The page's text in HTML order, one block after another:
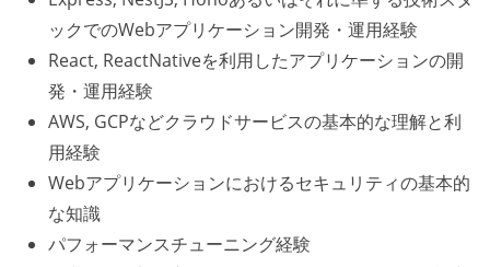
ックでのWebアプリケーション開発・運用経験
React, ReactNativeを利用したアプリケーションの開
発・運用経験
AWS, GCPなどクラウドサービスの基本的な理解と利
用経験
Webアプリケーションにおけるセキュリティの基本的
な知識
パフォーマンスチューニング経験